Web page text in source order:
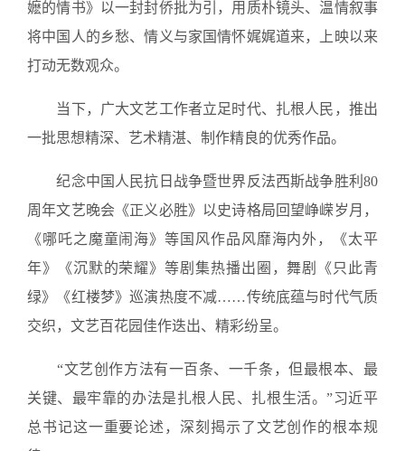
嬷的情书》以一封封侨批为引，用质朴镜头、温情叙事
将中国人的乡愁、情义与家国情怀娓娓道来，上映以来
打动无数观众。
当下，广大文艺工作者立足时代、扎根人民，推出
一批思想精深、艺术精湛、制作精良的优秀作品。
纪念中国人民抗日战争暨世界反法西斯战争胜利80
周年文艺晚会《正义必胜》以史诗格局回望峥嵘岁月，
《哪吒之魔童闹海》等国风作品风靡海内外，《太平
年》《沉默的荣耀》等剧集热播出圈，舞剧《只此青
绿》《红楼梦》巡演热度不减……传统底蕴与时代气质
交织，文艺百花园佳作迭出、精彩纷呈。
“文艺创作方法有一百条、一千条，但最根本、最
关键、最牢靠的办法是扎根人民、扎根生活。”习近平
总书记这一重要论述，深刻揭示了文艺创作的根本规